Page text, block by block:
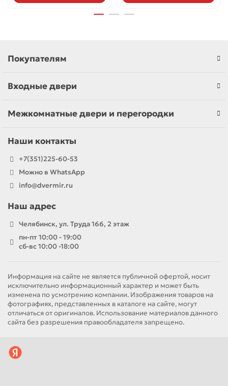
Покупателям
Входные двери
Межкомнатные двери и перегородки
Наши контакты
+7(351)225-60-53
Можно в WhatsApp
info@dvermir.ru
Наш адрес
Челябинск, ул. Труда 166, 2 этаж
пн-пт 10:00 - 19:00
сб-вс 10:00 -18:00
Информация на сайте не является публичной офертой, носит
исключительно информационный характер и может быть
изменена по усмотрению компании. Изображения товаров на
фотографиях, представленных в каталоге на сайте, могут
отличаться от оригиналов. Использование материалов данного
сайта без разрешения правообладателя запрещено.